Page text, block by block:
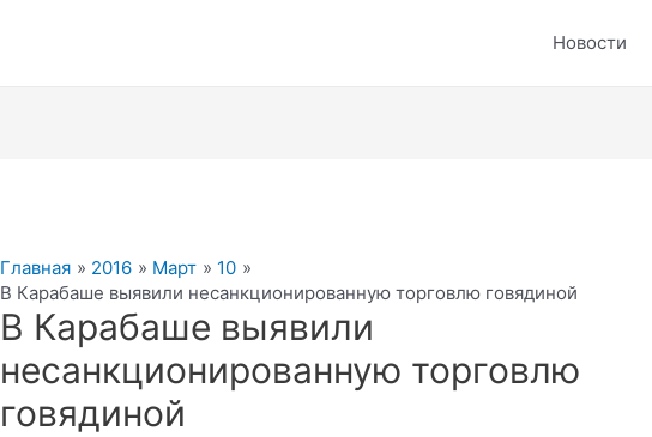
Новости
Главная 2016 Март
10
В Карабаше выявили несанкционированную торговлю говядиной
В Карабаше выявили
несанкционированную торговлю
говядиной